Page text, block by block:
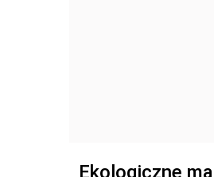
Ekologiczne